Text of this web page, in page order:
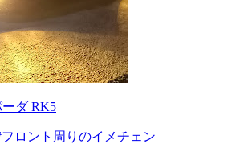
ダ RK5
フロント周りのイメチェン